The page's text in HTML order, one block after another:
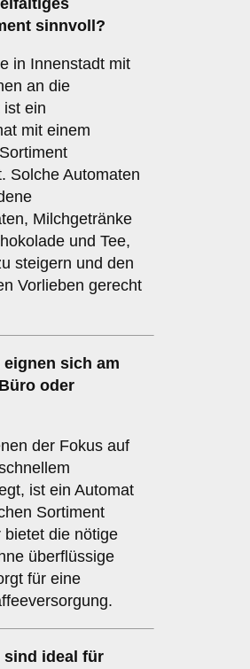
sinnvoll?
in Innenstadt mit
an die
ist ein
mit einem
Solche Automaten
Milchgetränke
und Tee,
steigern und den
Vorlieben gerecht
eignen sich am
Büro oder
der Fokus auf
ist ein Automat
Sortiment
die nötige
überflüssige
für eine
sind ideal für